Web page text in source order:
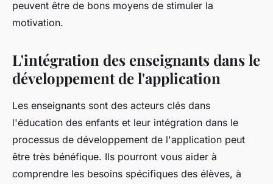
peuvent être de bons moyens de stimuler la
motivation.
L'intégration des enseignants dans le
développement de l'application
Les enseignants sont des acteurs clés dans
l'éducation des enfants et leur intégration dans le
processus de développement de l'application peut
être très bénéfique. Ils pourront vous aider à
comprendre les besoins spécifiques des élèves, à